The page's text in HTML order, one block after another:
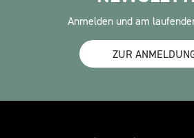
Anmelden und am
ZUR